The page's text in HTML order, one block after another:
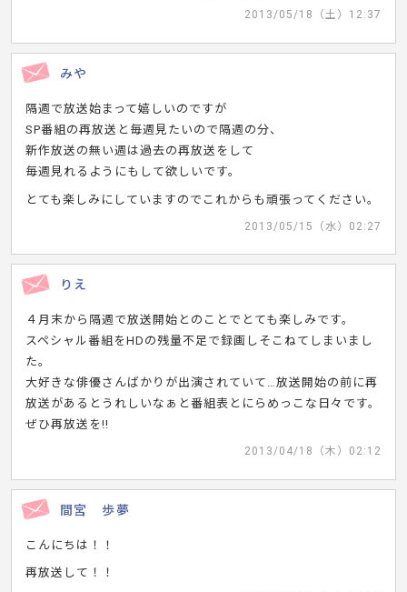
2013/05/18（土）12:37
みや
隔週で放送始まって嬉しいのですが
SP番組の再放送と毎週見たいので隔週の分、
新作放送の無い週は過去の再放送をして
毎週見れるようにもして欲しいです。
とても楽しみにしていますのでこれからも頑張ってください。
2013/05/15（水）02:27
りえ
４月末から隔週で放送開始とのことでとても楽しみです。
スペシャル番組をHDの残量不足で録画しそこねてしまいまし
た。
大好きな俳優さんばかりが出演されていて…放送開始の前に再
放送があるとうれしいなぁと番組表とにらめっこな日々です。
ぜひ再放送を!!
2013/04/18（木）02:12
間宮 歩夢
こんにちは！！
再放送して！！